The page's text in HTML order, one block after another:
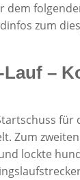
dem
zum
–
für
Zum
lockte